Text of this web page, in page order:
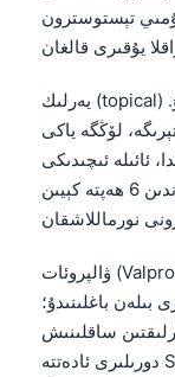
تېستوسترون
يەرلىك (topical) تېستوستروننىڭ يۆتكىلىشى كۆپ تونۇلمايدۇ.
تېرىگە، لۆڭگە ياكى
ئائىلە ئىچىدىكى
گېلدىن ساقلىنىش تەدبىرلىرى ئۆزگەرتىلگەندىن 6 ھەپتە كېيىن
ۋالپروئات (Valproate) ھەيزنىڭ تەرتىپسىزلىكى ۋە بەزى
بىلەن باغلىنىدۇ؛
ساقلىنىش
دورىلىرى ئادەتتە SHBG نى يۇقىرى كۆتۈرۈپ، ئەركىن
Català
Suomi
Hrvatski
كوردی‎
پښتو
سنڌي